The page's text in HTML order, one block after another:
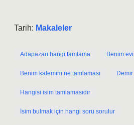
Tarih: Makaleler
Adapazarı hangi tamlama Benim
Benim kalemim ne tamlaması Demir
Hangisi isim tamlamasıdır
İsim bulmak için hangi soru sorulur